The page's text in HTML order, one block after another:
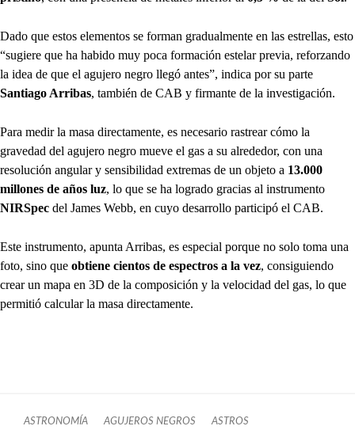
Dado que estos elementos se forman gradualmente en las estrellas, esto
“sugiere que ha habido muy poca formación estelar previa, reforzando
la idea de que el agujero negro llegó antes”, indica por su parte
Santiago Arribas, también de CAB y firmante de la investigación.
Para medir la masa directamente, es necesario rastrear cómo la
gravedad del agujero negro mueve el gas a su alrededor, con una
resolución angular y sensibilidad extremas de un objeto a 13.000
millones de años luz, lo que se ha logrado gracias al instrumento
NIRSpec del James Webb, en cuyo desarrollo participó el CAB.
Este instrumento, apunta Arribas, es especial porque no solo toma una
foto, sino que obtiene cientos de espectros a la vez, consiguiendo
crear un mapa en 3D de la composición y la velocidad del gas, lo que
permitió calcular la masa directamente.
ASTRONOMÍA AGUJEROS NEGROS ASTROS